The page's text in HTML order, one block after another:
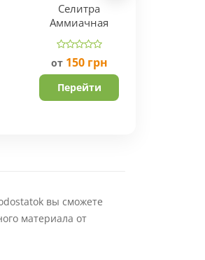
Селитра
Аммиачная
от 150 грн
Перейти
вы сможете
материала от